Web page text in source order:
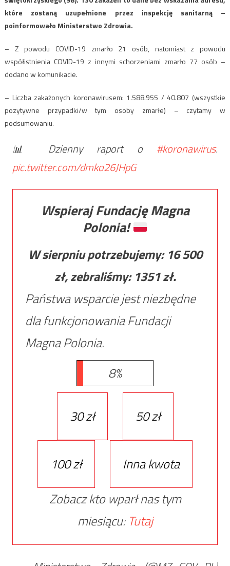
które zostaną uzupełnione przez inspekcję sanitarną –
poinformowało Ministerstwo Zdrowia.
– Z powodu COVID-19 zmarło 21 osób, natomiast z powodu
współistnienia COVID-19 z innymi schorzeniami zmarło 77 osób –
dodano w komunikacie.
– Liczba zakażonych koronawirusem: 1.588.955 / 40.807 (wszystkie
pozytywne przypadki/w tym osoby zmarłe) – czytamy w
podsumowaniu.
📊 Dzienny raport o #koronawirus.
pic.twitter.com/dmko26JHpG
Wspieraj Fundację Magna
Polonia!
W sierpniu potrzebujemy: 16 500
zł, zebraliśmy: 1351zł.
Państwa wsparcie jest niezbędne
dla funkcjonowania Fundacji
Magna Polonia.
8%
30 zł 50 zł
100 zł
Inna kwota
Zobacz kto wparł nas tym
miesiącu: Tutaj